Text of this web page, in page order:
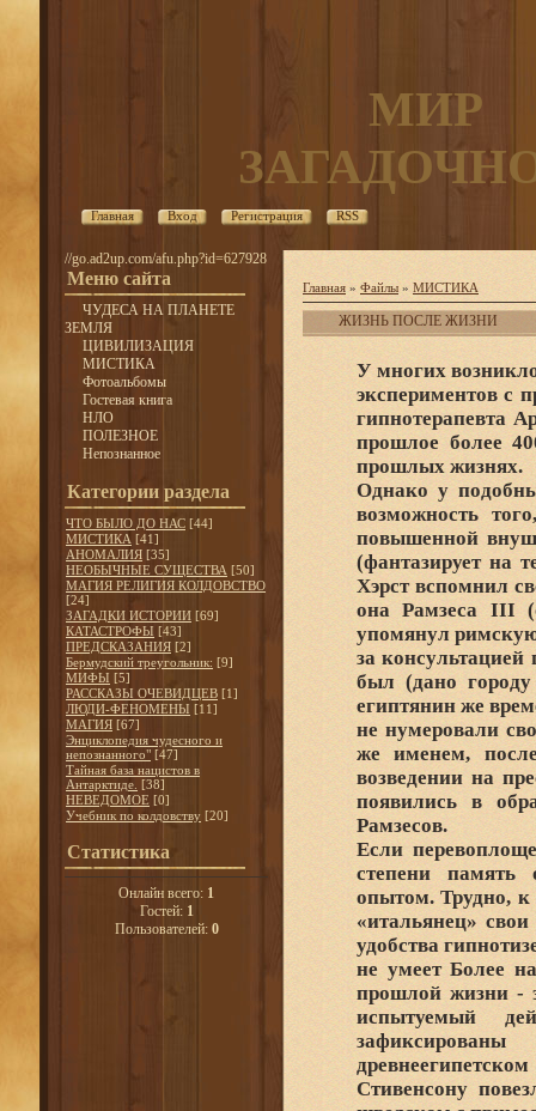
МИР
Главная Вход Регистрация RSS
//go.ad2up.com/afu.php?id=627928
Меню сайта
ЧУДЕСА НА ПЛАНЕТЕ
ЗЕМЛЯ
ЦИВИЛИЗАЦИЯ
МИСТИКА
Фотоальбомы
Гостевая книга
НЛО
ПОЛЕЗНОЕ
Непознанное
Категории раздела
ЧТО БЫЛО ДО НАС [44]
МИСТИКА [41]
АНОМАЛИЯ [35]
НЕОБЫЧНЫЕ СУЩЕСТВА [50]
МАГИЯ РЕЛИГИЯ КОЛДОВСТВО
[24]
ЗАГАДКИ ИСТОРИИ [69]
КАТАСТРОФЫ [43]
ПРЕДСКАЗАНИЯ [2]
Бермудский треугольник: [9]
МИФЫ [5]
РАССКАЗЫ ОЧЕВИДЦЕВ [1]
ЛЮДИ-ФЕНОМЕНЫ [11]
МАГИЯ [67]
Энциклопедия чудесного и
непознанного" [47]
Тайная база нацистов в
Антарктиде. [38]
НЕВЕДОМОЕ [0]
Учебник по колдовству [20]
Статистика
Онлайн всего: 1
Гостей: 1
Пользователей: 0
Главная » Файлы » МИСТИКА
ЖИЗНЬ ПОСЛЕ ЖИЗНИ
У многих
экспериментов с
гипнотерапевта
прошлое более
прошлых жизнях.
Однако у
возможность
повышенной
(фантазирует на
Хэрст вспомнил
она Рамзеса III
упомянул
за
был (дано
египтянин же
не нумеровали
же именем,
возведении на
появились в
Рамзесов.
Если
степени память
опытом. Трудно, к
«итальянец»
удобства
не умеет Более
прошлой жизни -
испытуемый
Стивенсону